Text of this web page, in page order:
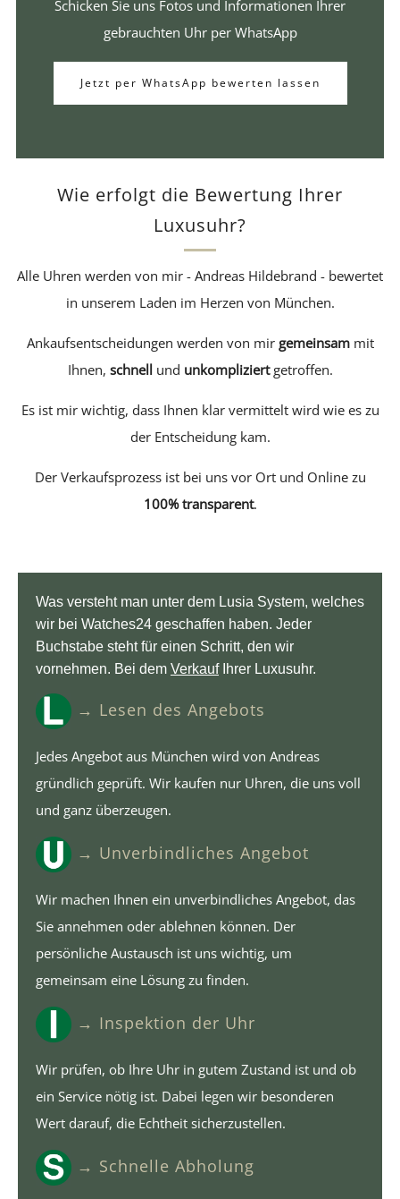
Schicken Sie uns Fotos und Informationen Ihrer
gebrauchten Uhr per WhatsApp
Jetzt per WhatsApp bewerten lassen
Wie erfolgt die Bewertung Ihrer
Luxusuhr?
Alle Uhren werden von mir - Andreas Hildebrand - bewertet
in unserem Laden im Herzen von München.
Ankaufsentscheidungen werden von mir gemeinsammit
Ihnen, schnell und unkompliziertgetroffen.
Es ist mir wichtig, dass Ihnen klar vermittelt wird wie es zu
der Entscheidung kam.
Der Verkaufsprozess ist bei uns vor Ort und Online zu
100% transparent.
Was versteht man unter dem Lusia System, welches
wir bei Watches24 geschaffen haben. Jeder
Buchstabe steht für einen Schritt, den wir
vornehmen. Bei dem VerkaufIhrer Luxusuhr.
→ Lesen des Angebots
Jedes Angebot aus München wird von Andreas
gründlich geprüft. Wir kaufen nur Uhren, die uns voll
und ganz überzeugen.
→ Unverbindliches Angebot
Wir machen Ihnen ein unverbindliches Angebot, das
Sie annehmen oder ablehnen können. Der
persönliche Austausch ist uns wichtig, um
gemeinsam eine Lösung zu finden.
→ Inspektion der Uhr
Wir prüfen, ob Ihre Uhr in gutem Zustand ist und ob
ein Service nötig ist. Dabei legen wir besonderen
Wert darauf, die Echtheit sicherzustellen.
→ Schnelle Abholung